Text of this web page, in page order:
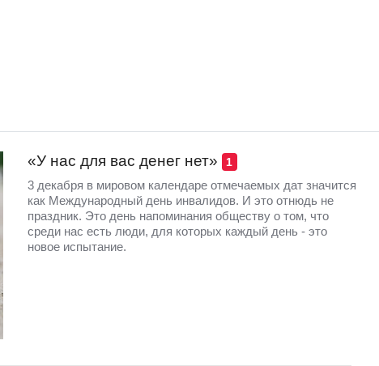
«У нас для вас денег нет» 1
3 декабря в мировом календаре отмечаемых дат значится
как Международный день инвалидов. И это отнюдь не
праздник. Это день напоминания обществу о том, что
среди нас есть люди, для которых каждый день - это
новое испытание.